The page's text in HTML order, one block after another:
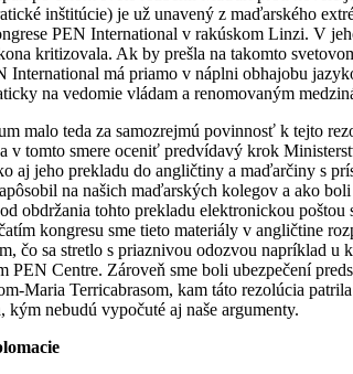
inštitúcie) je už unavený z maďarského
PEN International v rakúskom Linzi. V
kritizovala. Ak by prešla na takomto
International má priamo v náplni obhajobu
na vedomie vládam a renomovaným
malo teda za samozrejmú povinnosť k tejto
v tomto smere oceniť predvídavý krok
aj jeho prekladu do angličtiny a maďarčiny s
na našich maďarských kolegov a ako
obdržania tohto prekladu elektronickou poštou
kongresu sme tieto materiály v angličtine
čo sa stretlo s priaznivou odozvou napríklad u
PEN Centre. Zároveň sme boli ubezpečení
Maria Terricabrasom, kam táto rezolúcia
kým nebudú vypočuté aj naše argumenty.